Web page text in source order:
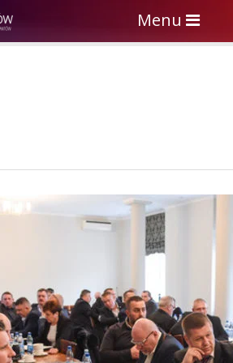
Toggle
navigation
Menu